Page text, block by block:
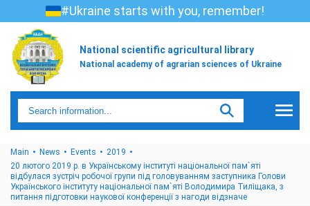
#Ukraine starts with you, remember!
National scientific agricultural library
National academy of agrarian sciences of Ukraine
Main News Events
2019
20 лютого 2019 р. в Українському інституті національної пам`яті
відбулася зустріч робочої групи під головуванням заступника Голови
Українського інституту національної пам`яті Володимира Тиліщака, з
питання підготовки наукової конференції з нагоди відзначе